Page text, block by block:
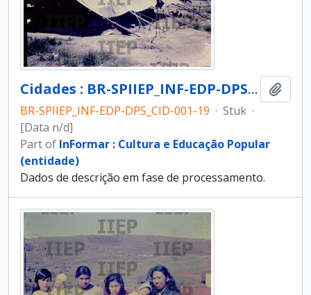
Cidades : BR-SPIIEP_INF-EDP-DPS_CID-001-19 [diapositivo]
BR-SPIIEP_INF-EDP-DPS_CID-001-19 · Stuk ·
[Data n/d]
Part of InFormar : Cultura e Educação Popular
(entidade)
Dados de descrição em fase de processamento.